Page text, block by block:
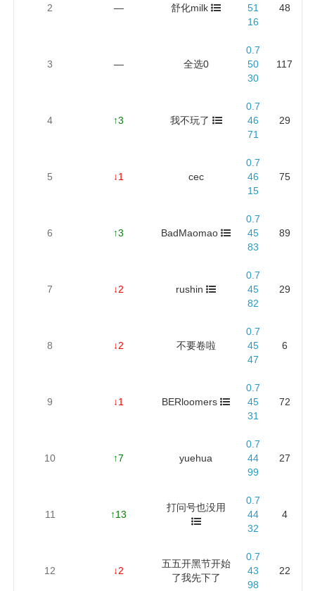
2 — 舒化milk
51
16
48
3 — 全选0
0.7
50
30
117
4 ↑3 我不玩了
0.7
46
71
29
5 ↓1 cec
0.7
46
15
75
6 ↑3 BadMaomao
0.7
45
83
89
7 ↓2 rushin
0.7
45
82
29
8 ↓2 不要卷啦
0.7
45
47
6
9 ↓1 BERloomers
0.7
45
31
72
10 ↑7 yuehua
0.7
44
99
27
11 ↑13
打问号也没用
0.7
44
32
4
12 ↓2
五五开黑节开始
了我先下了
0.7
43
98
22